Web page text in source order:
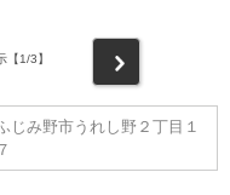
【1/3】
じみ野市うれし野２丁目１